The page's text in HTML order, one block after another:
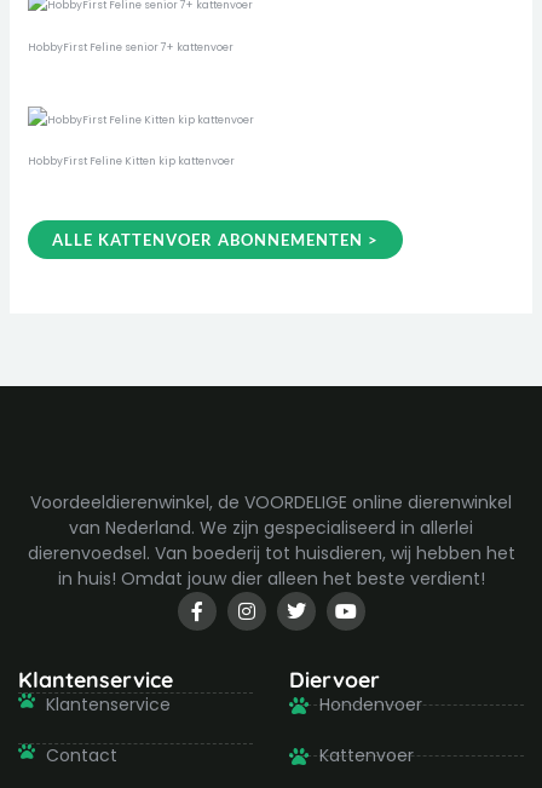
HobbyFirst Feline senior 7+ kattenvoer
HobbyFirst Feline Kitten kip kattenvoer
ALLE KATTENVOER ABONNEMENTEN >
Voordeeldierenwinkel, de VOORDELIGE online dierenwinkel
van Nederland. We zijn gespecialiseerd in allerlei
dierenvoedsel. Van boederij tot huisdieren, wij hebben het
in huis! Omdat jouw dier alleen het beste verdient!
F
a
c
o
I
n
s
g
T
w
i
t
e
r
Y
o
u
u
b
e
Klantenservice
Klantenservice
Contact
Diervoer
Hondenvoer
Kattenvoer